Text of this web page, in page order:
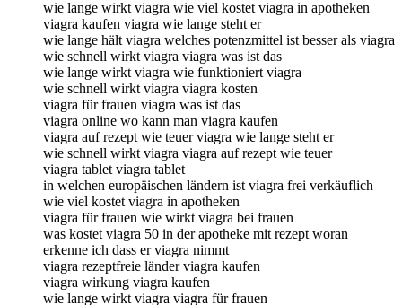
wie lange wirkt viagra wie viel kostet viagra in apotheken
viagra kaufen viagra wie lange steht er
wie lange hält viagra welches potenzmittel ist besser als viagra
wie schnell wirkt viagra viagra was ist das
wie lange wirkt viagra wie funktioniert viagra
wie schnell wirkt viagra viagra kosten
viagra für frauen viagra was ist das
viagra online wo kann man viagra kaufen
viagra auf rezept wie teuer viagra wie lange steht er
wie schnell wirkt viagra viagra auf rezept wie teuer
viagra tablet viagra tablet
in welchen europäischen ländern ist viagra frei verkäuflich
wie viel kostet viagra in apotheken
viagra für frauen wie wirkt viagra bei frauen
was kostet viagra 50 in der apotheke mit rezept woran
erkenne ich dass er viagra nimmt
viagra rezeptfreie länder viagra kaufen
viagra wirkung viagra kaufen
wie lange wirkt viagra viagra für frauen